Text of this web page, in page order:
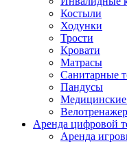
Костыли
Ходунки
Трости
Кровати
Матрасы
Санитарные
Пандусы
Велотренажер
Аренда цифровой
Аренда